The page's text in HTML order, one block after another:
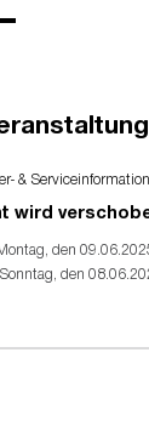
&
wird
den
den